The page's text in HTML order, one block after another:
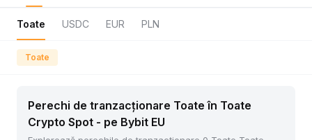
Toate USDC EUR PLN
Toate
Perechi de tranzacționare Toate în Toate
Crypto Spot - pe Bybit EU